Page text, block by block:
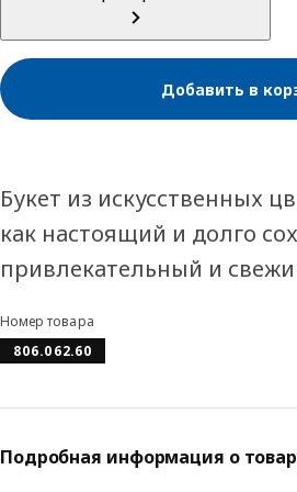
Добавить в
Букет из искусственных
как настоящий и долго
привлекательный и
Номер товара
806.062.60
Подробная информация о